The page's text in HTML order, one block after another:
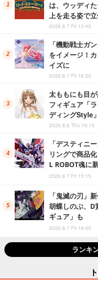
は、ウッディ
上を走る姿で
2026.8.7 Fri 12:40
「機動戦士ガ
をイメージ！
イズに
2026.8.7 Fri 16:20
太ももにも目
フィギュア「
ディングStyle
2026.8.6 Thu 19:15
「デスティニ
リングで商品
L ROBOT魂に
2026.8.7 Fri 15:15
「鬼滅の刃」
胡蝶しのぶ、D
ギュア」も
2026.8.7 Fri 16:00
ランキ